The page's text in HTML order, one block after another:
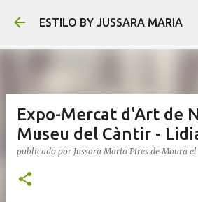
Ir al contenido
ESTILO BY JUSSARA MARIA
Expo-Mercat d'Art de
Museu del Càntir -
publicado por Jussara Maria Pires de Moura el